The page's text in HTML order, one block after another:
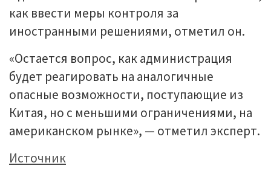
как ввести меры контроля за
иностранными решениями, отметил он.
«Остается вопрос, как администрация
будет реагировать на аналогичные
опасные возможности, поступающие из
Китая, но с меньшими ограничениями, на
американском рынке», — отметил эксперт.
Источник